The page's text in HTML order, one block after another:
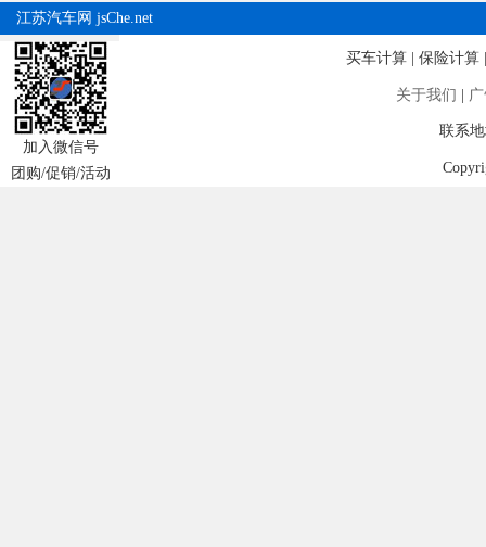
江苏汽车网 jsChe.net
加入微信号
团购/促销/活动
买车计算 保险计算
关于我们
联系